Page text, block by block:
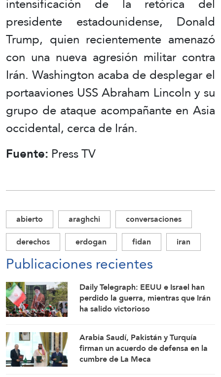
presidente estadounidense, Donald
Trump, quien recientemente amenazó
con una nueva agresión militar contra
Irán. Washington acaba de desplegar el
portaaviones USS Abraham Lincoln y su
grupo de ataque acompañante en Asia
occidental, cerca de Irán.
Fuente: Press TV
abierto araghchi
conversaciones
derechos
erdogan fidan iran
Publicaciones recientes
Daily Telegraph: EEUU e Israel han
perdido la guerra, mientras que Irán
ha salido victorioso
Arabia Saudí, Pakistán y Turquía
firman un acuerdo de defensa en la
cumbre de La Meca